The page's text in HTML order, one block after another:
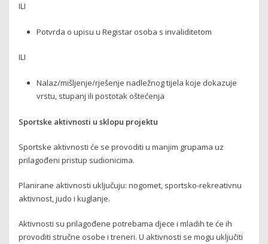
ILI
Potvrda o upisu u Registar osoba s invaliditetom
ILI
Nalaz/mišljenje/rješenje nadležnog tijela koje dokazuje
vrstu, stupanj ili postotak oštećenja
Sportske aktivnosti u sklopu projektu
Sportske aktivnosti će se provoditi u manjim grupama uz
prilagođeni pristup sudionicima.
Planirane aktivnosti uključuju: nogomet, sportsko-rekreativnu
aktivnost, judo i kuglanje.
Aktivnosti su prilagođene potrebama djece i mladih te će ih
provoditi stručne osobe i treneri. U aktivnosti se mogu uključiti